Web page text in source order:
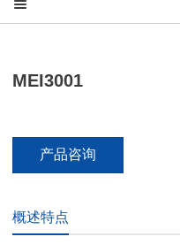
MEI3001
产品咨询
概述特点